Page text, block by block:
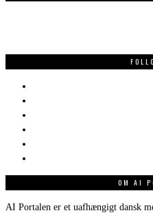
OM AI
AI Portalen er et uafhængigt dansk